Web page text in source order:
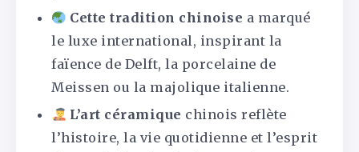
Cette tradition chinoise a marqué
le luxe international, inspirant la
faïence de Delft, la porcelaine de
Meissen ou la majolique italienne.
L’art céramique chinois reflète
l’histoire, la vie quotidienne et l’esprit